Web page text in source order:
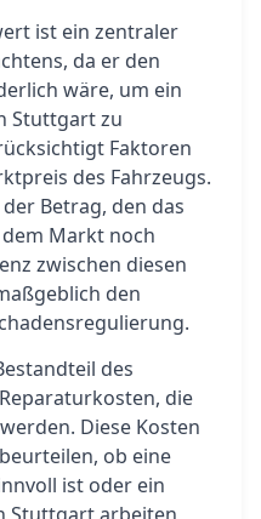
ist ein zentraler
da er den
wäre, um ein
Stuttgart zu
Faktoren
des Fahrzeugs.
Betrag, den das
Markt noch
zwischen diesen
den
des
die
Diese Kosten
ob eine
ist oder ein